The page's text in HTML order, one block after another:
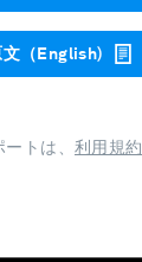
文（English)
トは、 利用規約